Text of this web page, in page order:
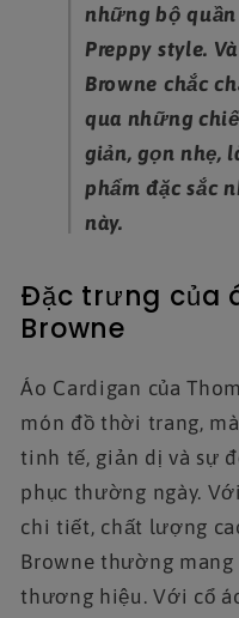
những bộ
Preppy style.
Browne chắc
qua những
giản, gọn nhẹ,
phẩm đặc sắc
này.
Đặc trưng của
Browne
Áo Cardigan của
món đồ thời trang,
tinh tế, giản dị và sự
phục thường ngày.
chi tiết, chất lượng
Browne thường mang
thương hiệu. Với cổ